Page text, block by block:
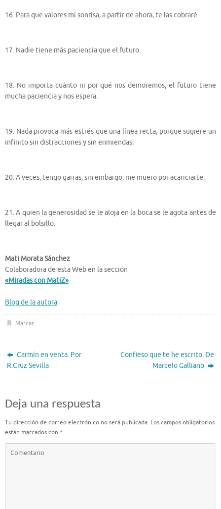
16. Para que valores mi sonrisa, a partir de ahora, te las cobraré.
17. Nadie tiene más paciencia que el futuro.
18. No importa cuánto ni por qué nos demoremos; el futuro tiene
mucha paciencia y nos espera.
19. Nada provoca más estrés que una línea recta, porque sugiere un
infinito sin distracciones y sin enmiendas.
20. A veces, tengo garras; sin embargo, me muero por acariciarte.
21. A quien la generosidad se le aloja en la boca se le agota antes de
llegar al bolsillo.
Mati Morata Sánchez
Colaboradora de esta Web en la sección
«Miradas con MatiZ»
Blog de la autora
Marcar.
Carmín en venta. Por
R.Cruz Sevilla
Confieso que te he escrito. De
Marcelo Galliano
Deja una respuesta
Tu dirección de correo electrónico no será publicada. Los campos obligatorios
están marcados con *